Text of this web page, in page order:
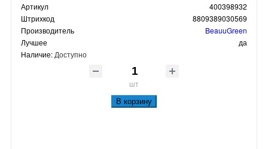
Артикул
400398932
Штрихкод
8809389030569
Производитель
BeauuGreen
Лучшее
да
Наличие: Доступно
шт
В корзину